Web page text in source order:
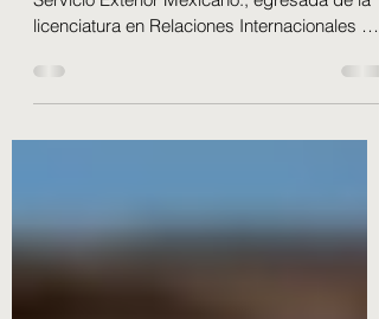
Diplomática mexicana, Embajadora del
licenciatura en Relaciones Internacionales de
la...